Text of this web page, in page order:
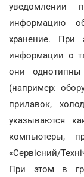
информацию
хранение. При
информации о
они
(например:
прилавок,
указываются
компьютеры,
«Сервісний/
При этом в